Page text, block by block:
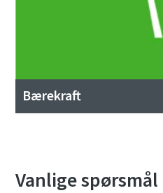
Bærekraft
Vanlige spørsmål